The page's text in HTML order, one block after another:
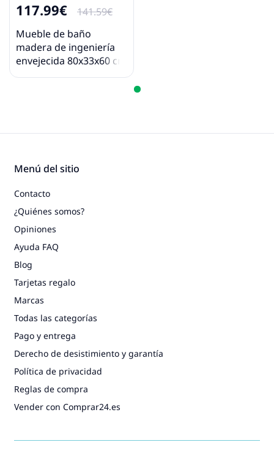
117.99€
141.59€
Mueble de baño
madera de ingeniería
envejecida 80x33x60 cm
Menú del sitio
Contacto
¿Quiénes somos?
Opiniones
Ayuda FAQ
Blog
Tarjetas regalo
Marcas
Todas las categorías
Pago y entrega
Derecho de desistimiento y garantía
Política de privacidad
Reglas de compra
Vender con Comprar24.es